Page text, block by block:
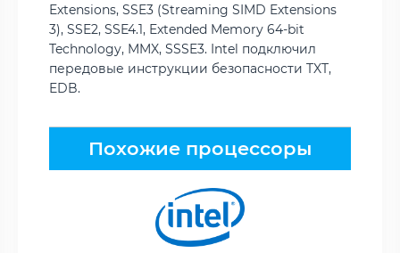
Extensions, SSE3 (Streaming SIMD Extensions
3), SSE2, SSE4.1, Extended Memory 64-bit
Technology, MMX, SSSE3. Intel подключил
передовые инструкции безопасности TXT,
EDB.
Похожие процессоры